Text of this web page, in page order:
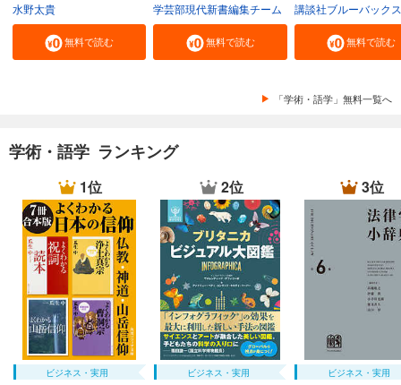
水野太貴
無料で読む
学芸部現代新書編集チーム
無料で読む
講談社ブルーバックス
無料で読む
「学術・語学」無料一覧へ
学術・語学 ランキング
1位
ビジネス・実用
2位
ビジネス・実用
3位
ビジネス・実用